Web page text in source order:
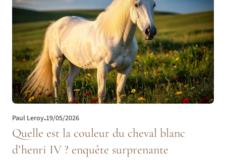
Paul Leroy.19/05/2026
Quelle est la couleur du cheval blanc
d’henri IV ? enquête surprenante